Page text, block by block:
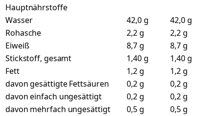
Hauptnährstoffe
Wasser
42,0 g
42,0 g
Rohasche
2,2 g
2,2 g
Eiweiß
8,7 g
8,7 g
Stickstoff, gesamt
1,40 g
1,40 g
Fett
1,2 g
1,2 g
davon gesättigte Fettsäuren
0,2 g
0,2 g
davon einfach ungesättigt
0,2 g
0,2 g
davon mehrfach ungesättigt
0,5 g
0,5 g